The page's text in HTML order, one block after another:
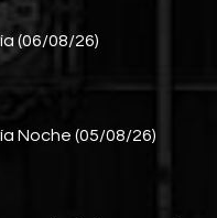
(06/08/26)
Noche (05/08/26)